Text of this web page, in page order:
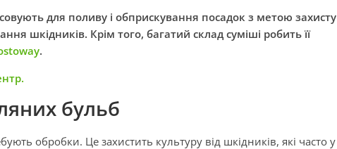
для поливу і обприскування посадок з метою захисту
шкідників. Крім того, багатий склад суміші робить її
.
бульб
обробки. Це захистить культуру від шкідників, які часто у